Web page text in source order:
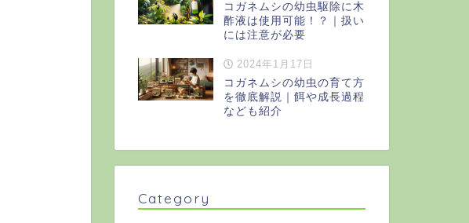
コガネムシの幼虫駆除に木
酢液は使用可能！？｜扱い
には注意が必要
2024年1月17日
コガネムシの幼虫の育て方
を徹底解説｜餌や成長過程
なども紹介
Category